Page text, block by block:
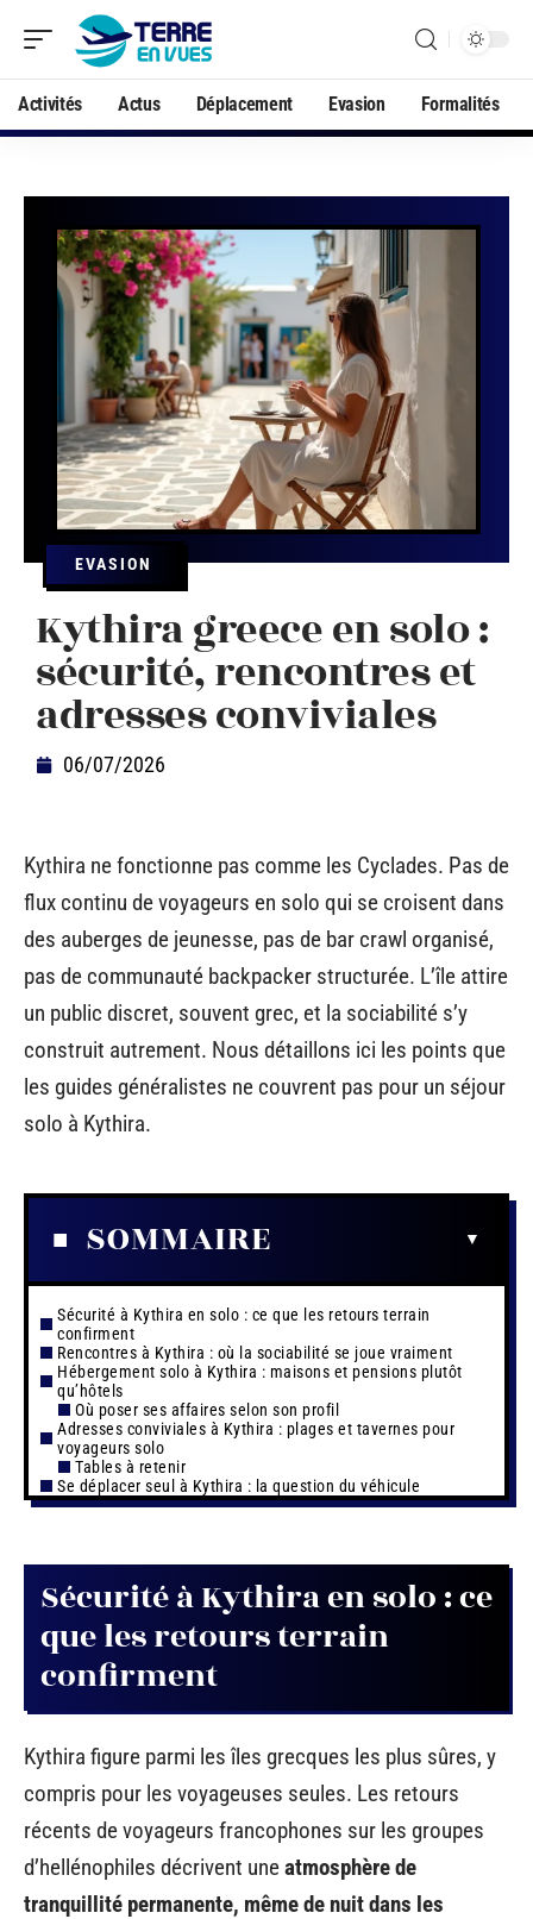
Activités Actus Déplacement Evasion Formalités
EVASION
Kythira greece en solo :
sécurité, rencontres et
adresses conviviales
06/07/2026
Kythira ne fonctionne pas comme les Cyclades. Pas de
flux continu de voyageurs en solo qui se croisent dans
des auberges de jeunesse, pas de bar crawl organisé,
pas de communauté backpacker structurée. L’île attire
un public discret, souvent grec, et la sociabilité s’y
construit autrement. Nous détaillons ici les points que
les guides généralistes ne couvrent pas pour un séjour
solo à Kythira.
SOMMAIRE
Sécurité à Kythira en solo : ce que les retours terrain
confirment
Rencontres à Kythira : où la sociabilité se joue vraiment
Hébergement solo à Kythira : maisons et pensions plutôt
qu’hôtels
Où poser ses affaires selon son profil
Adresses conviviales à Kythira : plages et tavernes pour
voyageurs solo
Tables à retenir
Se déplacer seul à Kythira : la question du véhicule
Sécurité à Kythira en solo : ce
que les retours terrain
confirment
Kythira figure parmi les îles grecques les plus sûres, y
compris pour les voyageuses seules. Les retours
récents de voyageurs francophones sur les groupes
d’hellénophiles décrivent uneatmosphère de
tranquillité permanente, même de nuit dans les